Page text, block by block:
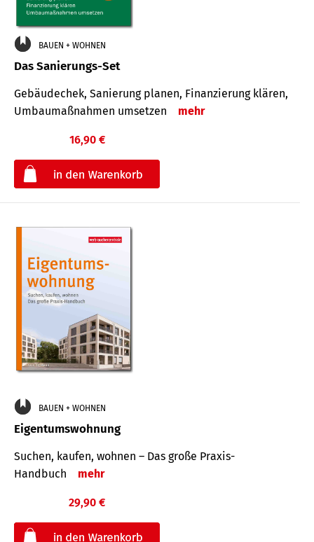
BAUEN + WOHNEN
Das Sanierungs-Set
Gebäudechek, Sanierung planen, Finanzierung klären,
Umbaumaßnahmen umsetzen
mehr
16,90 €
BAUEN + WOHNEN
Eigentumswohnung
Suchen, kaufen, wohnen – Das große Praxis-
Handbuch
mehr
29,90 €